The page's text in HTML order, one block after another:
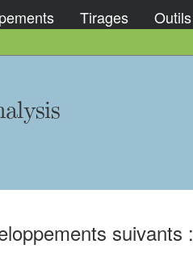
Tirages Outils
suivants :